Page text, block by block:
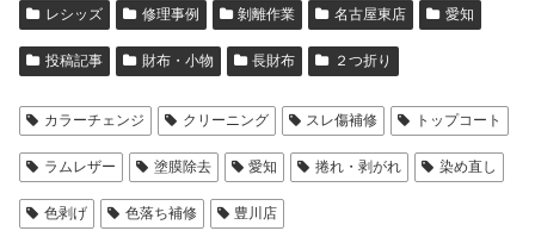
レシッズ 修理事例 剝離作業 名古屋東店 愛知
投稿記事 財布・小物 長財布 ２つ折り
カラーチェンジ クリーニング スレ傷補修 トップコート
ラムレザー 塗膜除去 愛知 捲れ・剥がれ 染め直し
色剥げ 色落ち補修 豊川店